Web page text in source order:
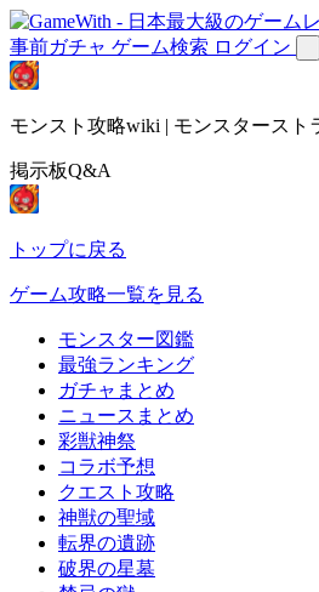
事前ガチャ ゲーム検索 ログイン
モンスト攻略wiki | モンスタースト
掲示板Q&A
トップに戻る
ゲーム攻略一覧を見る
モンスター図鑑
最強ランキング
ガチャまとめ
ニュースまとめ
彩獣神祭
コラボ予想
クエスト攻略
神獣の聖域
転界の遺跡
破界の星墓